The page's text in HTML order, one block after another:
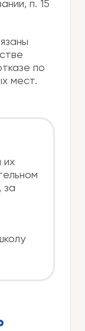
п. 15
по
мест.
их
за